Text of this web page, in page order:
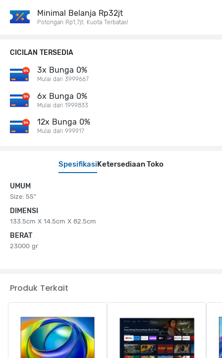
SpesifikasiKetersediaan Toko
UMUM
Size: 55"
DIMENSI
133.5cm X 14.5cm X 82.5cm
BERAT
23000 gr
Minimal Belanja Rp32jt
Potongan Rp1,7jt. Kuota Terbatas!
CICILAN TERSEDIA
3x Bunga 0%
Mulai dari 3999667
6x Bunga 0%
Mulai dari 1999833
12x Bunga 0%
Mulai dari 999917
Produk Terkait